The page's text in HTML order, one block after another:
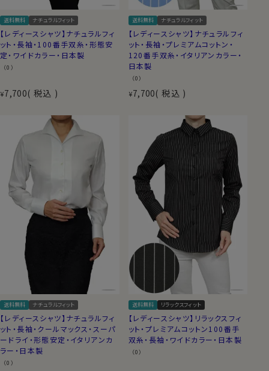
送料無料 ナチュラルフィット
【レディースシャツ】ナチュラルフィ
ット・長袖・100番手双糸・形態安
定・ワイドカラー・日本製
（0）
¥7,700 税込
送料無料 ナチュラルフィット
【レディースシャツ】ナチュラルフィ
ット・長袖・プレミアムコットン・
120番手双糸・イタリアンカラー・
日本製
（0）
¥7,700 税込
送料無料 ナチュラルフィット
【レディースシャツ】ナチュラルフィ
ット・長袖・クールマックス・スーパ
ードライ・形態安定・イタリアンカ
ラー・日本製
（0）
送料無料 リラックスフィット
【レディースシャツ】リラックスフィ
ット・プレミアムコットン100番手
双糸・長袖・ワイドカラー・日本製
（0）